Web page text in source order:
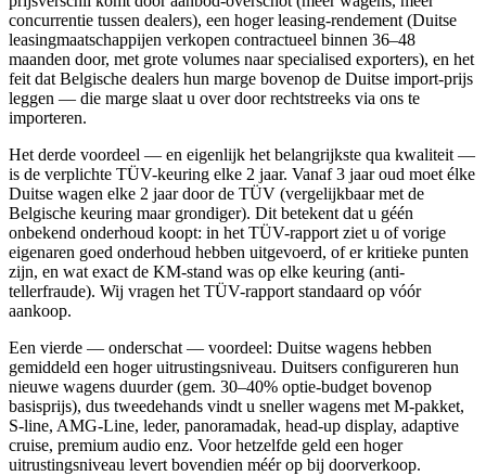
concurrentie tussen dealers), een hoger leasing-rendement (Duitse
leasingmaatschappijen verkopen contractueel binnen 36–48
maanden door, met grote volumes naar specialised exporters), en het
feit dat Belgische dealers hun marge bovenop de Duitse import-prijs
leggen — die marge slaat u over door rechtstreeks via ons te
importeren.
Het derde voordeel — en eigenlijk het belangrijkste qua kwaliteit —
is de verplichte TÜV-keuring elke 2 jaar. Vanaf 3 jaar oud moet élke
Duitse wagen elke 2 jaar door de TÜV (vergelijkbaar met de
Belgische keuring maar grondiger). Dit betekent dat u géén
onbekend onderhoud koopt: in het TÜV-rapport ziet u of vorige
eigenaren goed onderhoud hebben uitgevoerd, of er kritieke punten
zijn, en wat exact de KM-stand was op elke keuring (anti-
tellerfraude). Wij vragen het TÜV-rapport standaard op vóór
aankoop.
Een vierde — onderschat — voordeel: Duitse wagens hebben
gemiddeld een hoger uitrustingsniveau. Duitsers configureren hun
nieuwe wagens duurder (gem. 30–40% optie-budget bovenop
basisprijs), dus tweedehands vindt u sneller wagens met M-pakket,
S-line, AMG-Line, leder, panoramadak, head-up display, adaptive
cruise, premium audio enz. Voor hetzelfde geld een hoger
uitrustingsniveau levert bovendien méér op bij doorverkoop.